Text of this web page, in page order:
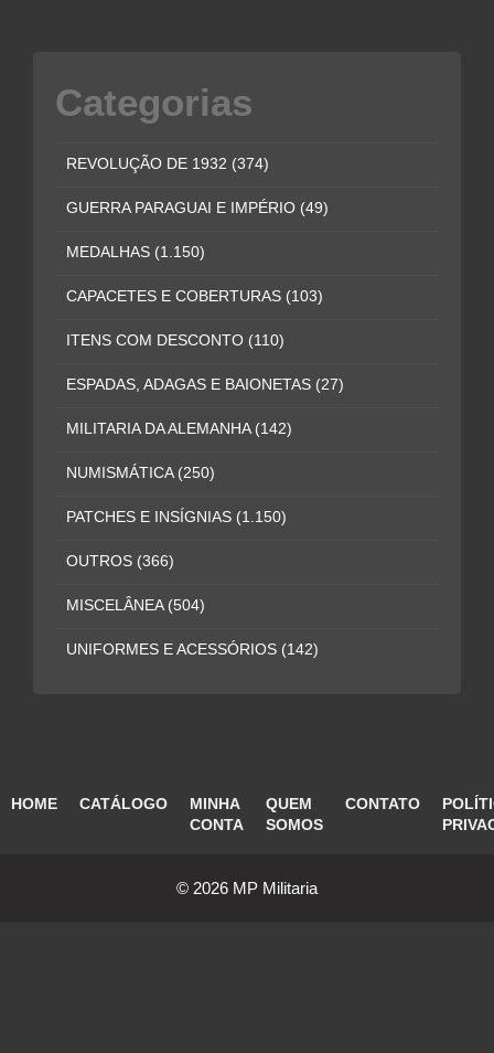
Categorias
REVOLUÇÃO DE 1932 (374)
GUERRA PARAGUAI E IMPÉRIO (49)
MEDALHAS (1.150)
CAPACETES E COBERTURAS (103)
ITENS COM DESCONTO (110)
ESPADAS, ADAGAS E BAIONETAS (27)
MILITARIA DA ALEMANHA (142)
NUMISMÁTICA (250)
PATCHES E INSÍGNIAS (1.150)
OUTROS (366)
MISCELÂNEA (504)
UNIFORMES E ACESSÓRIOS (142)
HOME CATÁLOGO
MINHA
CONTA
QUEM
SOMOS
CONTATO
© 2026 MP Militaria